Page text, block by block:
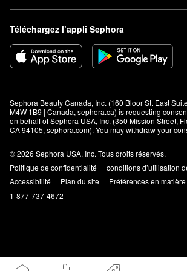
Téléchargez l’appli Sephora
Sephora Beauty Canada, Inc. (160 Bloor St. East
M4W 1B9 | Canada, sephora.ca) is requesting
on behalf of Sephora USA, Inc. (350 Mission Street,
CA 94105, sephora.com). You may withdraw your
© 2026 Sephora USA, Inc. Tous droits réservés.
Politique de confidentialité
conditions d’utilisation
Accessibilité
Plan du site
Préférences en
1-877-737-4672